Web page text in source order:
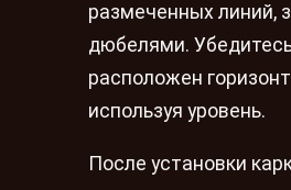
размеченных линий,
дюбелями.
расположен
используя уровень.
После установки